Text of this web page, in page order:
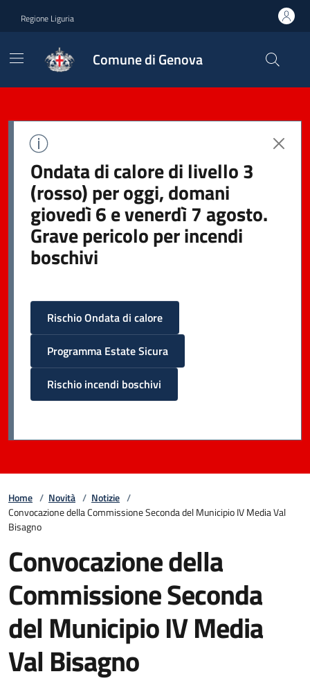
Regione Liguria
Comune di Genova
Ondata di calore di livello 3
(rosso) per oggi, domani
giovedì 6 e venerdì 7 agosto.
Grave pericolo per incendi
boschivi
Rischio Ondata di calore
Programma Estate Sicura
Rischio incendi boschivi
Home / Novità / Notizie /
Convocazione della Commissione Seconda del Municipio IV Media Val
Bisagno
Convocazione della
Commissione Seconda
del Municipio IV Media
Val Bisagno